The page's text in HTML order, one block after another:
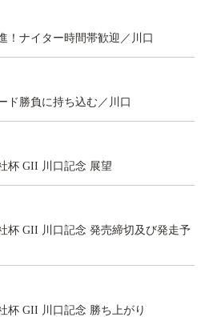
！ナイター時間帯歓迎／川口
ド勝負に持ち込む／川口
杯 GII 川口記念 展望
杯 GII 川口記念 発売締切及び発走予
杯 GII 川口記念 勝ち上がり